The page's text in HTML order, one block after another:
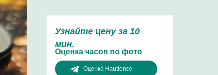
Оценка часов по фото
Узнайте цену за 10
мин.
Оценка Hautlence